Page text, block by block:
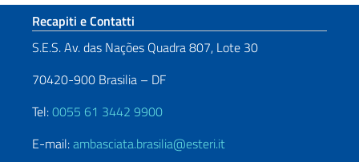
Sezione footer
Recapiti e Contatti
S.E.S. Av. das Nações Quadra 807, Lote 30
70420-900 Brasilia – DF
Tel:0055 61 3442 9900
E-mail:ambasciata.brasilia@esteri.it